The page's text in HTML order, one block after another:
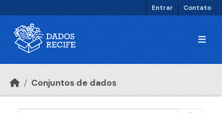
Entrar Contato
Conjuntos de dados